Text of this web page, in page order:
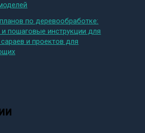
по деревообработке:
и пошаговые инструкции для
и проектов для